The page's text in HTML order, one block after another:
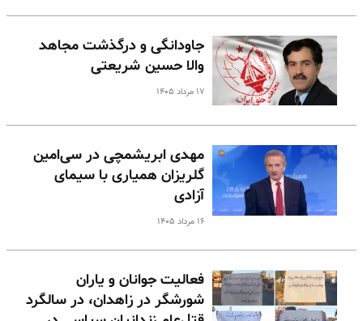
جاودانگی و درگذشت مجاهد
والا حسین شریعتی
۱۷ مرداد ۱۴۰۵
مهدی ابریشمچی در سی‌امین
گلریزان همیاری با سیمای
آزادی
۱۶ مرداد ۱۴۰۵
فعالیت جوانان و یاران
شورشگر در زاهدان، در سالگرد